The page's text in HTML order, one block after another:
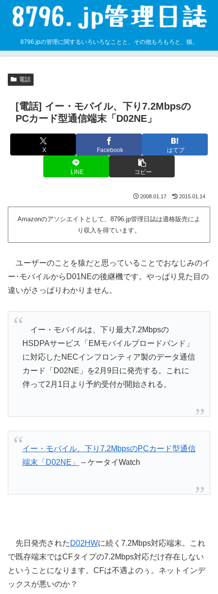
8796.jpの管理に関するいろいろなことと、その他もろもろと、猫。
電話
[電話] イー・モバイル、下り7.2Mbpsの
PCカード型通信端末「D02NE」
X Facebook はてブ
LINE コピー
2008.01.17 2015.01.14
Amazonのアソシエイトとして、8796.jp管理日誌は適格販売によ
り収入を得ています。
ユーザーのことを猿だと思っていることでおなじみのイ
ー･モバイルからD01NEの後継機です。やっぱり見た目の
違いがさっぱりわかりません。
イー・モバイルは、下り最大7.2Mbpsの
HSDPAサービス「EMモバイルブロードバンド」
に対応したNECインフロンティア製のデータ通信
カード「D02NE」を2月9日に発売する。これに
伴って2月1日より予約受付が開始される。
イー・モバイル、下り7.2MbpsのPCカード型通信
端末「D02NE」
– ケータイWatch
先日発売された D02HWに続く7.2Mbps対応端末。これ
で既存端末ではCFタイプの7.2Mbps対応だけ存在しない
ということになります。CFは不遇よのぅ。ネットインデ
ックスが悪いのか？